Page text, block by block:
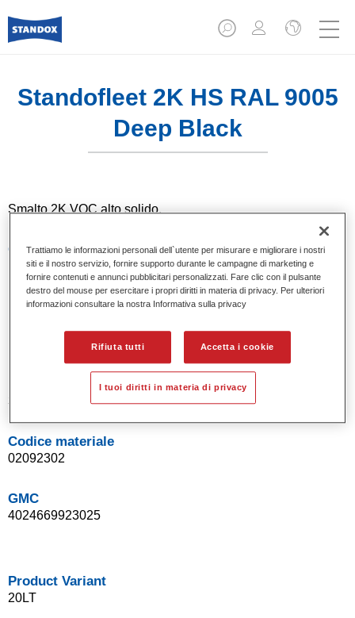
Standofleet 2K HS RAL 9005
Deep Black
Smalto 2K VOC alto solido.
Caratteristiche del prodotto
Ottima copertura.
Elevata resistenza meccanica e chimica.
Basso consumo di prodotto.
Eccezionale brillantezza e solidità del colore.
Product Variant
3.5LT
Codice materiale
02092302
GMC
4024669923025
Product Variant
20LT
Trattiamo le informazioni personali dell`utente per misurare e migliorare i nostri
siti e il nostro servizio, fornire supporto durante le campagne di marketing e
fornire contenuti e annunci pubblicitari personalizzati. Fare clic con il pulsante
destro del mouse per esercitare i propri diritti in materia di privacy. Per ulteriori
informazioni consultare la nostra Informativa sulla privacy
Rifiuta tutti Accetta i cookie
I tuoi diritti in materia di privacy